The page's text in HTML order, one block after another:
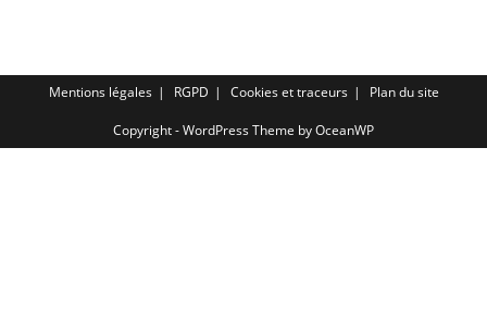
Mentions légales RGPD Cookies et traceurs Plan du site
Copyright - WordPress Theme by OceanWP